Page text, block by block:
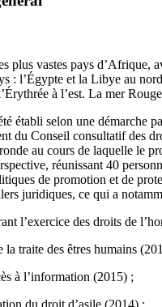
plus vastes pays
: l’Égypte et la Libye au
à l’est. La mer
établi selon une démarche
du Conseil consultatif des
au cours de laquelle le
réunissant 40
de promotion et de
juridiques, ce qui a
l’exercice des droits de
traite des êtres humains
à l’information (2015) ;
du droit d’asile (2014) ;